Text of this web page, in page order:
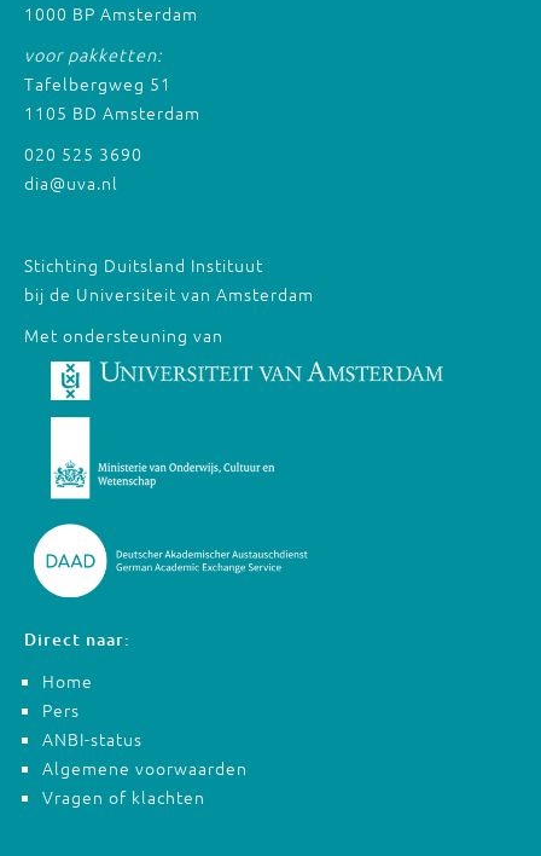
1000 BP Amsterdam
voor pakketten:
Tafelbergweg 51
1105 BD Amsterdam
020 525 3690
dia@uva.nl
Stichting Duitsland Instituut
bij de Universiteit van Amsterdam
Met ondersteuning van
Direct naar:
Home
Pers
ANBI-status
Algemene voorwaarden
Vragen of klachten